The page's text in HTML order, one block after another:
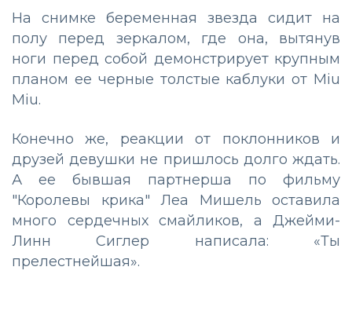
На снимке беременная звезда сидит на
полу перед зеркалом, где она, вытянув
ноги перед собой демонстрирует крупным
планом ее черные толстые каблуки от Miu
Miu.
Конечно же, реакции от поклонников и
друзей девушки не пришлось долго ждать.
А ее бывшая партнерша по фильму
"Королевы крика" Леа Мишель оставила
много сердечных смайликов, а Джейми-
Линн Сиглер написала: «Ты
прелестнейшая».